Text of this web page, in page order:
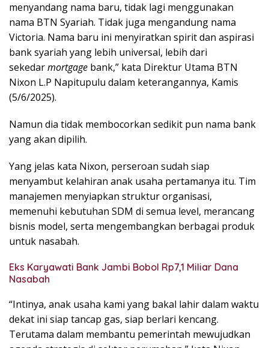
menyandang nama baru, tidak lagi menggunakan
nama BTN Syariah. Tidak juga mengandung nama
Victoria. Nama baru ini menyiratkan spirit dan aspirasi
bank syariah yang lebih universal, lebih dari
sekedarmortgage bank,” kata Direktur Utama BTN
Nixon L.P Napitupulu dalam keterangannya, Kamis
(5/6/2025).
Namun dia tidak membocorkan sedikit pun nama bank
yang akan dipilih.
Yang jelas kata Nixon, perseroan sudah siap
menyambut kelahiran anak usaha pertamanya itu. Tim
manajemen menyiapkan struktur organisasi,
memenuhi kebutuhan SDM di semua level, merancang
bisnis model, serta mengembangkan berbagai produk
untuk nasabah.
Eks Karyawati Bank Jambi Bobol Rp7,1 Miliar Dana
Nasabah
“Intinya, anak usaha kami yang bakal lahir dalam waktu
dekat ini siap tancap gas, siap berlari kencang.
Terutama dalam membantu pemerintah mewujudkan